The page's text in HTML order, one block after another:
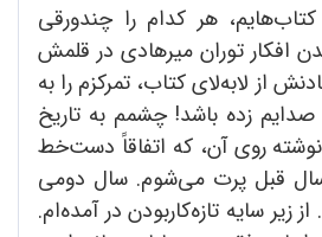
هر کدام را چندورقی
افکار توران میرهادی در قلمش
از لابه‌لای کتاب، تمرکزم را به
صدایم زده باشد! چشمم به تاریخ
روی آن، که اتفاقاً دست‌خط
قبل پرت می‌شوم. سال دومی
سایه تازه‌کاربودن در آمده‌ام.